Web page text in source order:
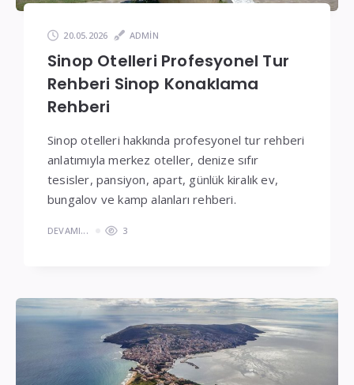
20.05.2026 ADMIN
Sinop Otelleri Profesyonel Tur
Rehberi Sinop Konaklama
Rehberi
Sinop otelleri hakkında profesyonel tur rehberi
anlatımıyla merkez oteller, denize sıfır
tesisler, pansiyon, apart, günlük kiralık ev,
bungalov ve kamp alanları rehberi.
DEVAMI... 3